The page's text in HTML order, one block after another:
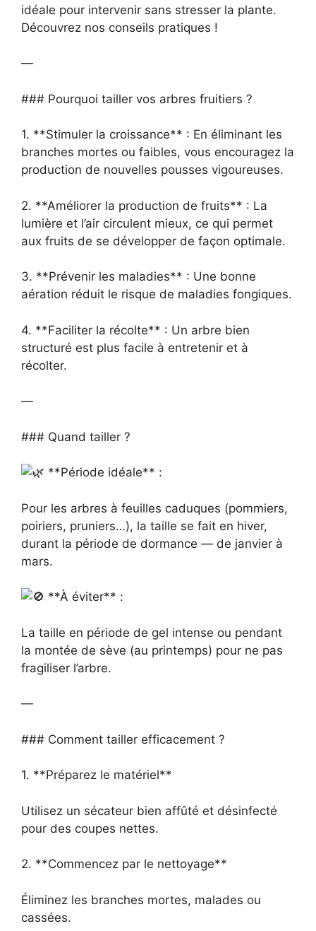
idéale pour intervenir sans stresser la plante.
Découvrez nos conseils pratiques !
—
### Pourquoi tailler vos arbres fruitiers ?
1. **Stimuler la croissance** : En éliminant les
branches mortes ou faibles, vous encouragez la
production de nouvelles pousses vigoureuses.
2. **Améliorer la production de fruits** : La
lumière et l’air circulent mieux, ce qui permet
aux fruits de se développer de façon optimale.
3. **Prévenir les maladies** : Une bonne
aération réduit le risque de maladies fongiques.
4. **Faciliter la récolte** : Un arbre bien
structuré est plus facile à entretenir et à
récolter.
—
### Quand tailler ?
**Période idéale** :
Pour les arbres à feuilles caduques (pommiers,
poiriers, pruniers…), la taille se fait en hiver,
durant la période de dormance — de janvier à
mars.
**À éviter** :
La taille en période de gel intense ou pendant
la montée de sève (au printemps) pour ne pas
fragiliser l’arbre.
—
### Comment tailler efficacement ?
1. **Préparez le matériel**
Utilisez un sécateur bien affûté et désinfecté
pour des coupes nettes.
2. **Commencez par le nettoyage**
Éliminez les branches mortes, malades ou
cassées.